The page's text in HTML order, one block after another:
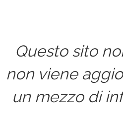
Questo sito
non viene
un mezzo di